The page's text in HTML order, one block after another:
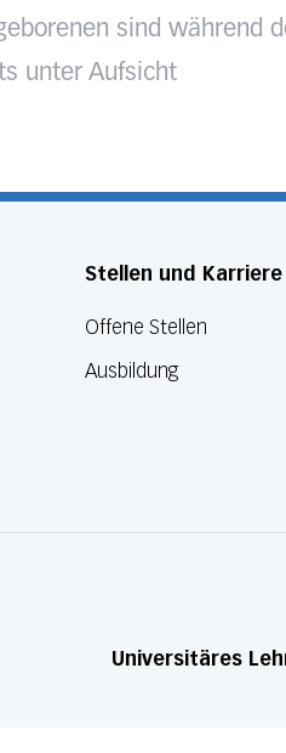
sind während
unter Aufsicht
Stellen und Karriere
Offene Stellen
Ausbildung
Universitäres